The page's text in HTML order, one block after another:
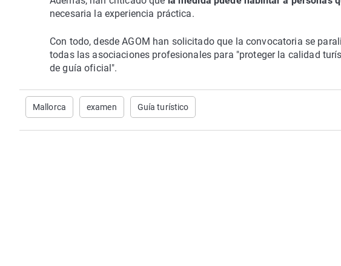
necesaria la experiencia práctica.
Con todo, desde AGOM han solicitado que la convocatoria se
todas las asociaciones profesionales para "proteger la calidad
de guía oficial".
Mallorca examen Guía turístico